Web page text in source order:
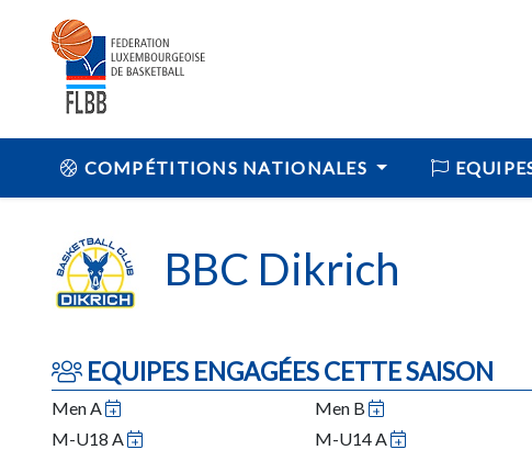
COMPÉTITIONS NATIONALES
BBC Dikrich
EQUIPES ENGAGÉES CETTE SAISON
Men A
Men B
M-U18 A
M-U14 A